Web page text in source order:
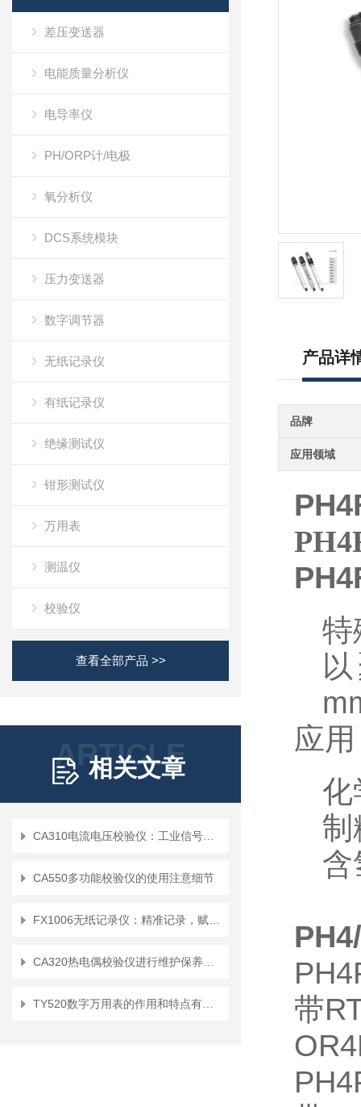
差压变送器
电能质量分析仪
电导率仪
PH/ORP计/电极
氧分析仪
DCS系统模块
压力变送器
数字调节器
无纸记录仪
有纸记录仪
绝缘测试仪
钳形测试仪
万用表
测温仪
校验仪
查看全部产品 >>
ARTICLE
相关文章
CA550多功能校验仪的使用注意细节
产品详
品牌
应用领域
特
应用
化
制
含
带